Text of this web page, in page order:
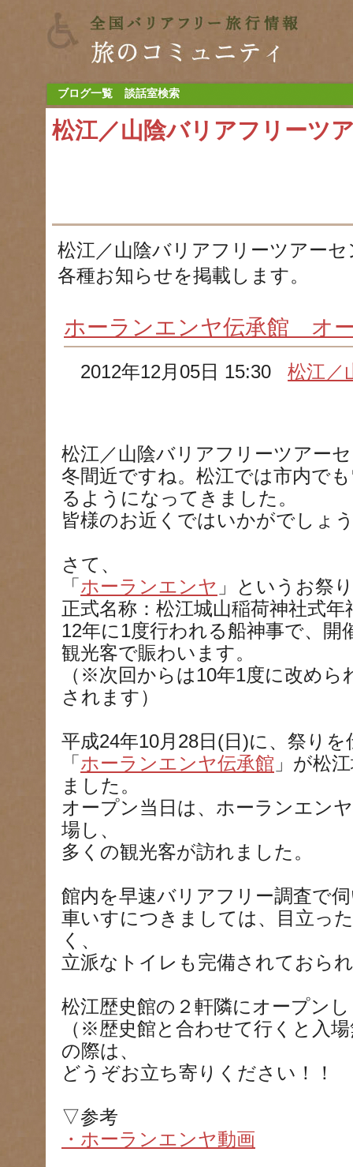
ブログ一覧 談話室検索
松江／山陰バリアフリーツ
松江／山陰バリアフリーツアー
各種お知らせを掲載します。
ホーランエンヤ伝承館 オ
2012年12月05日 15:30松江／
松江／山陰バリアフリーツアー
冬間近ですね。松江では市内で
るようになってきました。
皆様のお近くではいかがでしょ
さて、
「 ホーランエンヤ 」というお祭
正式名称： 松江城山稲荷神社式
12年に1度行われる船神事で、開
観光客で賑わいます。
（※次回からは10年1度に改めら
されます）
平成24年10月28日(日)に 、祭りを
「 ホーランエンヤ伝承館 」が松
ました。
オープン当日は、ホーランエン
場し、
多くの観光客が訪れました。
館内を早速バリアフリー調査で
車いすにつきましては、目立っ
く、
立派なトイレも完備されておら
松江歴史館の２軒隣にオープン
（※歴史館と合わせて行くと入
の際は、
どうぞお立ち寄りください！！
▽参考
・ホーランエンヤ動画